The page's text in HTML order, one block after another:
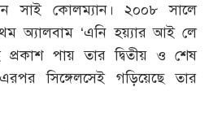
সাই কোলম্যান। ২০০৮ সালে
অ্যালবাম ‘এনি হয়্যার আই লে
পায় তার দ্বিতীয় ও শেষ
সিঙ্গেলসেই গড়িয়েছে তার